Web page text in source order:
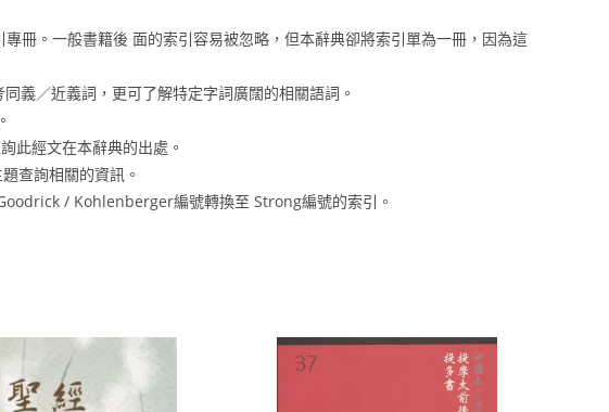
冊。一般書籍後 面的索引容易被忽略，但本辭典卻將索引單為一冊，因為這
／近義詞，更可了解特定字詞廣闊的相關語詞。
此經文在本辭典的出處。
查詢相關的資訊。
/ Kohlenberger編號轉換至 Strong編號的索引。